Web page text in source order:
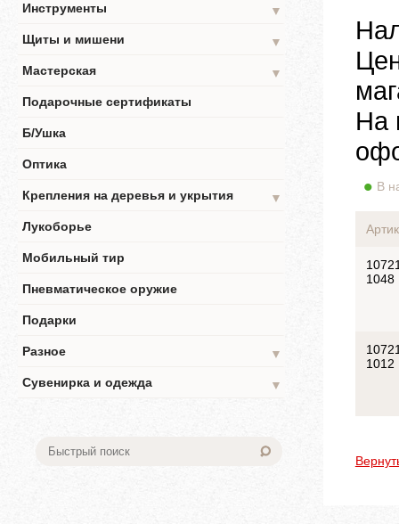
Инструменты
▼
Щиты и мишени
▼
Мастерская
▼
Подарочные сертификаты
Б/Ушка
Оптика
Крепления на деревья и укрытия
▼
Лукоборье
Мобильный тир
Пневматическое оружие
Подарки
Разное
▼
Сувенирка и одежда
▼
На
В
1048
1012